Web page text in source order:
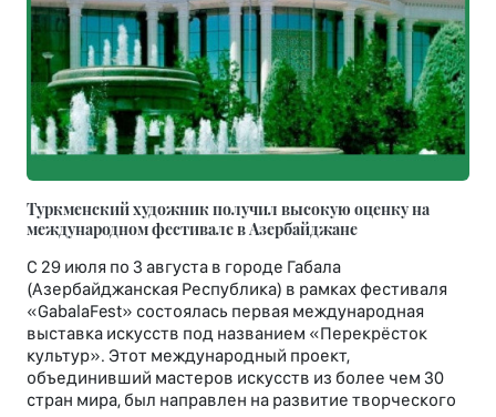
Туркменский художник получил высокую оценку на
международном фестивале в Азербайджане
С 29 июля по 3 августа в городе Габала
(Азербайджанская Республика) в рамках фестиваля
«GabalaFest» состоялась первая международная
выставка искусств под названием «Перекрёсток
культур». Этот международный проект,
объединивший мастеров искусств из более чем 30
стран мира, был направлен на развитие творческого